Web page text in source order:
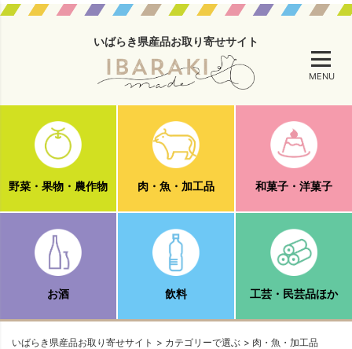
いばらき県産品お取り寄せサイト
MENU
野菜・果物・農作物 肉・魚・加工品 和菓子・洋菓子
お酒 飲料 工芸・民芸品ほか
いばらき県産品お取り寄せサイト カテゴリーで選ぶ
肉・魚・加工品